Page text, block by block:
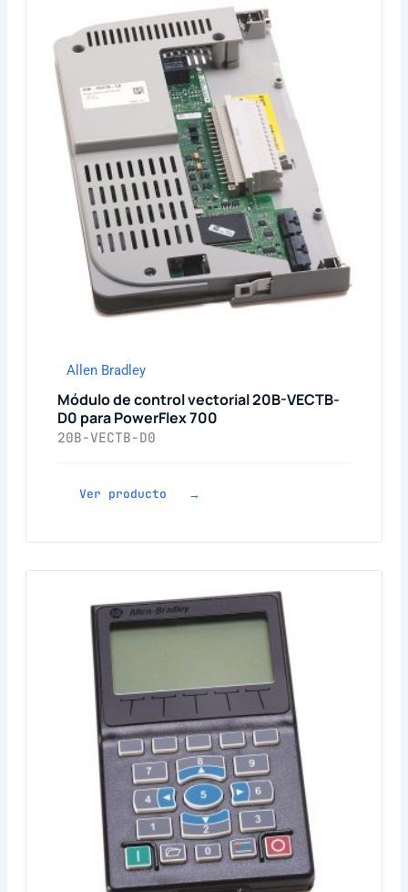
Allen Bradley
Módulo de control vectorial 20B-VECTB-
D0 para PowerFlex 700
20B-VECTB-D0
Ver producto →